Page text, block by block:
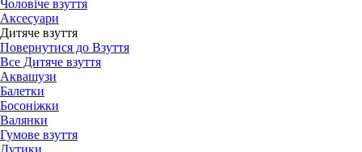
Чоловіче взуття
Аксесуари
Дитяче взуття
Повернутися до Взуття
Все Дитяче взуття
Аквашузи
Балетки
Босоніжки
Валянки
Гумове взуття
Дутики